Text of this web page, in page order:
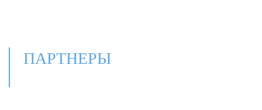
ПАРТНЕРЫ